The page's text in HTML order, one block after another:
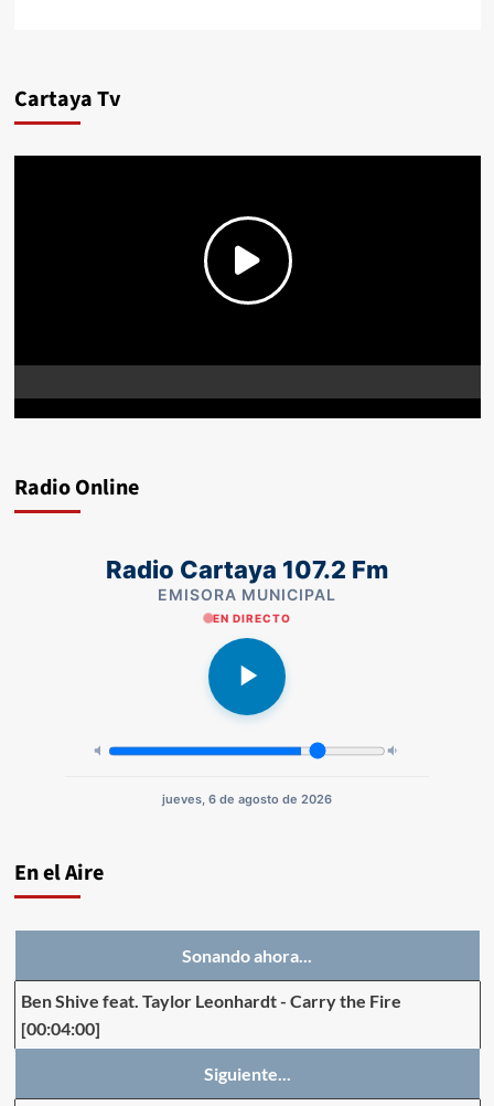
Cartaya Tv
Radio Online
Radio Cartaya 107.2 Fm
EMISORA MUNICIPAL
EN DIRECTO
jueves, 6 de agosto de 2026
En el Aire
Sonando ahora...
Ben Shive feat. Taylor Leonhardt- Carry the Fire
[00:04:00]
Siguiente...